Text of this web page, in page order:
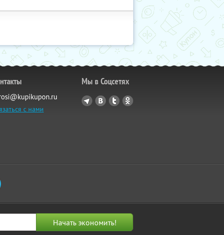
с нами
Мы в Соцсетях